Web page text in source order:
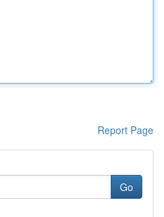
Report Page
Go